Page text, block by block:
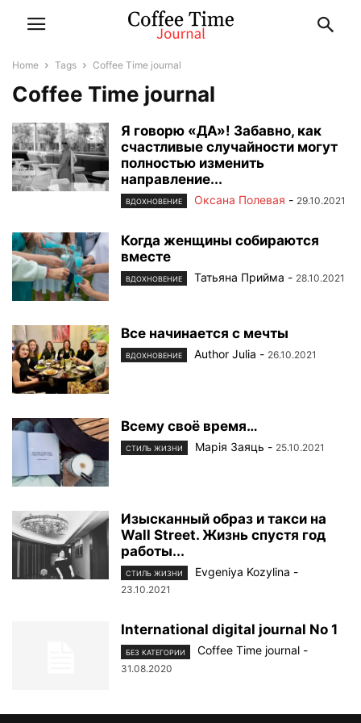
Home Tags Coffee Time journal
Coffee Time journal
Я говорю «ДА»! Забавно, как
счастливые случайности могут
полностью изменить
направление...
ВДОХНОВЕНИЕ Оксана Полевая - 29.10.2021
Когда женщины собираются
вместе
ВДОХНОВЕНИЕ Татьяна Прийма - 28.10.2021
Все начинается с мечты
ВДОХНОВЕНИЕ Author Julia - 26.10.2021
Всему своё время…
СТИЛЬ ЖИЗНИ Марiя Заяць - 25.10.2021
Изысканный образ и такси на
Wall Street. Жизнь спустя год
работы...
СТИЛЬ ЖИЗНИ Evgeniya Kozylina -
23.10.2021
International digital journal No 1
БЕЗ КАТЕГОРИИ Coffee Time journal -
31.08.2020